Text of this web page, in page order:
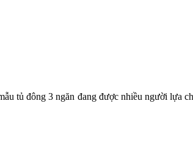
tủ đông 3 ngăn đang được nhiều người lựa